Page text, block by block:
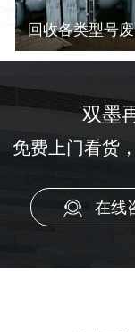
回收各类型号
双墨
免费上门看货
在线